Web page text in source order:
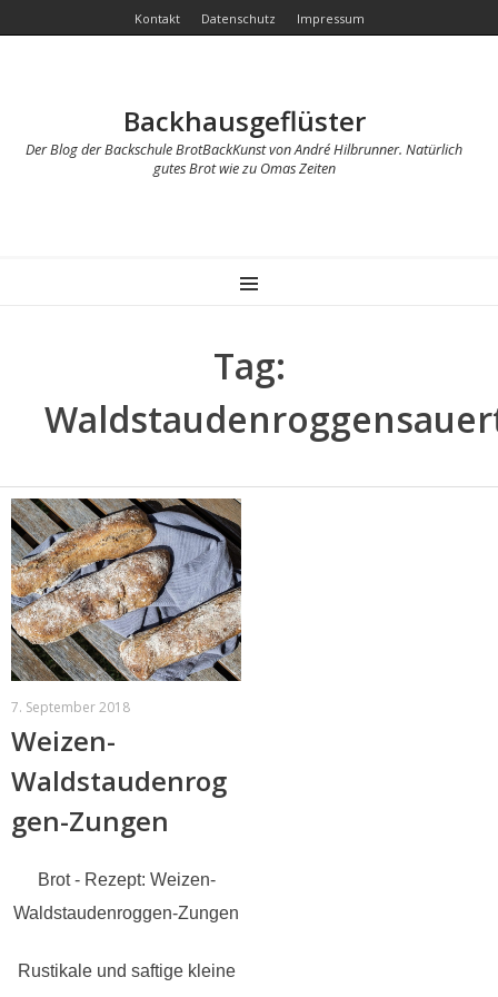
Kontakt Datenschutz Impressum
Backhausgeflüster
Der Blog der Backschule BrotBackKunst von André Hilbrunner. Natürlich
gutes Brot wie zu Omas Zeiten
MENU
Tag:
7. September 2018
Weizen-
Waldstaudenrog
gen-Zungen
Brot - Rezept: Weizen-
Waldstaudenroggen-Zungen
Rustikale und saftige kleine